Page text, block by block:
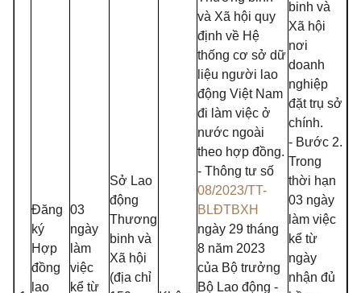
Đăng
ký
Hợp
đồng
lao
03
ngày
làm
việc
kể từ
Sở Lao
động
Thương
binh và
Xã hội
(địa chỉ
và Xã hội quy
định về Hệ
thống cơ sở dữ
liệu người lao
động Việt Nam
đi làm việc ở
nước ngoài
theo hợp đồng.
- Thông tư số
08/2023/TT-
BLĐTBXH
ngày 29 tháng
8 năm 2023
của Bộ trưởng
Bộ Lao động -
binh và
Xã hội
nơi
doanh
nghiệp
đặt trụ sở
chính.
- Bước 2.
Trong
thời hạn
03 ngày
làm việc
kể từ
ngày
nhận đủ